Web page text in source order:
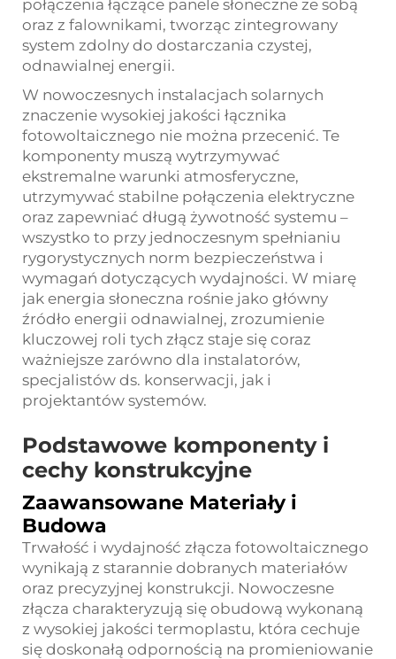
połączenia łączące panele słoneczne ze sobą
oraz z falownikami, tworząc zintegrowany
system zdolny do dostarczania czystej,
odnawialnej energii.
W nowoczesnych instalacjach solarnych
znaczenie wysokiej jakości łącznika
fotowoltaicznego nie można przecenić. Te
komponenty muszą wytrzymywać
ekstremalne warunki atmosferyczne,
utrzymywać stabilne połączenia elektryczne
oraz zapewniać długą żywotność systemu –
wszystko to przy jednoczesnym spełnianiu
rygorystycznych norm bezpieczeństwa i
wymagań dotyczących wydajności. W miarę
jak energia słoneczna rośnie jako główny
źródło energii odnawialnej, zrozumienie
kluczowej roli tych złącz staje się coraz
ważniejsze zarówno dla instalatorów,
specjalistów ds. konserwacji, jak i
projektantów systemów.
Podstawowe komponenty i
cechy konstrukcyjne
Zaawansowane Materiały i
Budowa
Trwałość i wydajność złącza fotowoltaicznego
wynikają z starannie dobranych materiałów
oraz precyzyjnej konstrukcji. Nowoczesne
złącza charakteryzują się obudową wykonaną
z wysokiej jakości termoplastu, która cechuje
się doskonałą odpornością na promieniowanie